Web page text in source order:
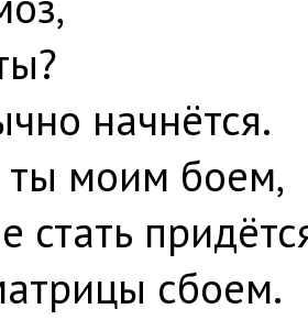
начнётся.
ты моим боем,
стать
сбоем.